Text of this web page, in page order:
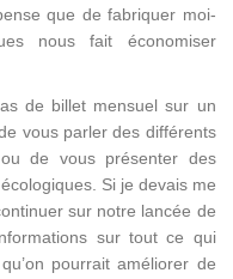
que de fabriquer moi-
nous fait économiser
de billet mensuel sur un
vous parler des différents
de vous présenter des
Si je devais me
sur notre lancée de
sur tout ce qui
pourrait améliorer de